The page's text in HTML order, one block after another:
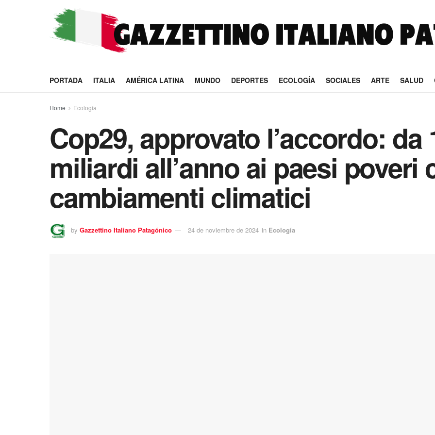
PORTADA ITALIA AMÉRICA LATINA MUNDO DEPORTES ECOLOGÍA SOCIALES ARTE SALUD
Home Ecología
Cop29, approvato l’accordo: da
miliardi all’anno ai paesi poveri
cambiamenti climatici
by Gazzettino Italiano Patagónico 24 de noviembre de 2024 in Ecología